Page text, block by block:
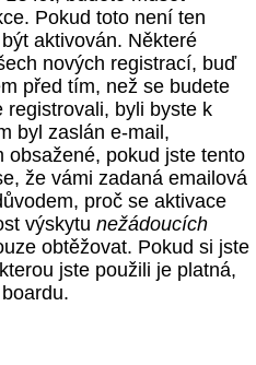
Pokud toto není ten
aktivován. Některé
nových registrací, buď
před tím, než se budete
registrovali, byli byste k
byl zaslán e-mail,
obsažené, pokud jste tento
že vámi zadaná emailová
proč se aktivace
výskytu nežádoucích
obtěžovat. Pokud si jste
jste použili je platná,